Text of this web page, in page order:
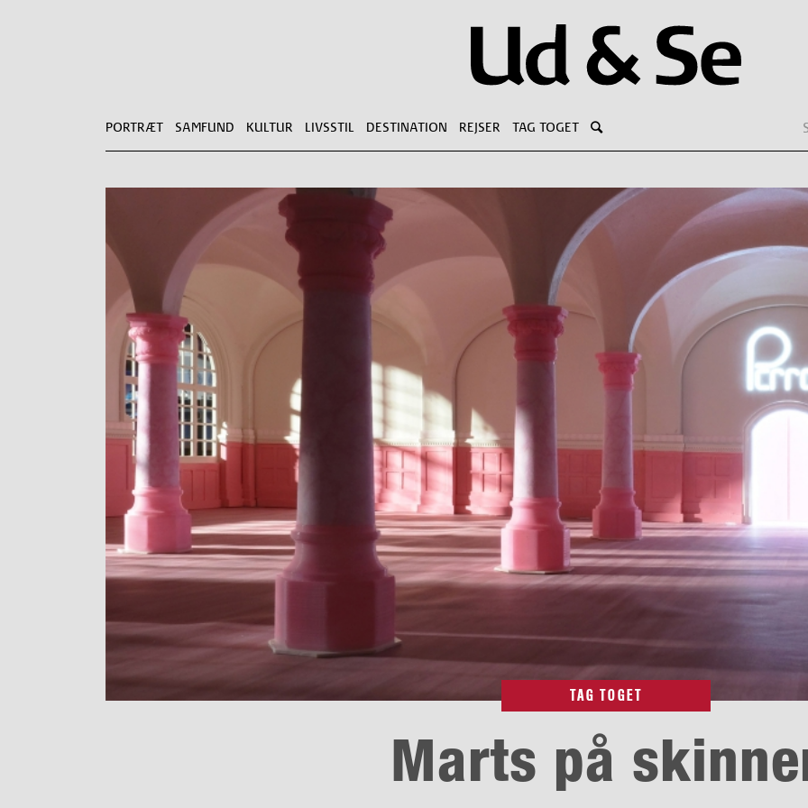
PORTRÆT SAMFUND KULTUR LIVSSTIL DESTINATION REJSER TAG TOGET
TAG TOGET
Marts på